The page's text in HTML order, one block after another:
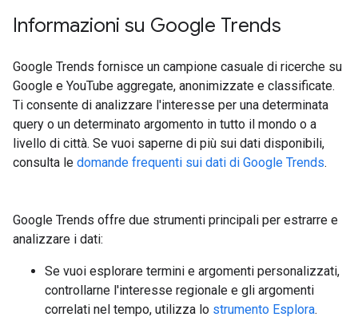
Informazioni su Google Trends
Google Trends fornisce un campione casuale di ricerche su
Google e YouTube aggregate, anonimizzate e classificate.
Ti consente di analizzare l'interesse per una determinata
query o un determinato argomento in tutto il mondo o a
livello di città. Se vuoi saperne di più sui dati disponibili,
consulta le domande frequenti sui dati di Google Trends.
Google Trends offre due strumenti principali per estrarre e
analizzare i dati:
Se vuoi esplorare termini e argomenti personalizzati,
controllarne l'interesse regionale e gli argomenti
correlati nel tempo, utilizza lo strumento Esplora.